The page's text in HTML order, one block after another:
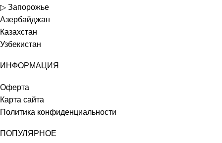
▷ Запорожье
Азербайджан
Казахстан
Узбекистан
ИНФОРМАЦИЯ
Оферта
Карта сайта
Политика конфиденциальности
ПОПУЛЯРНОЕ